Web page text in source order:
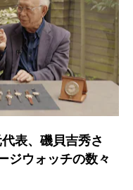
表、磯貝吉秀さ
ジウォッチの数々